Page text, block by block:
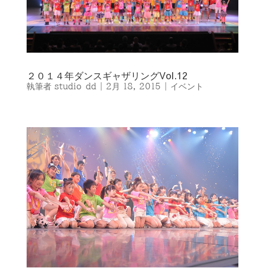
２０１４年ダンスギャザリングVol.12
執筆者 studio-dd 2月 18, 2015 イベント